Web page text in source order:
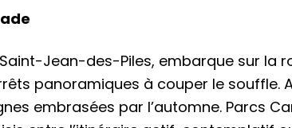
Jean-des-Piles, embarque sur la
panoramiques à couper le souffle.
embrasées par l’automne. Parcs